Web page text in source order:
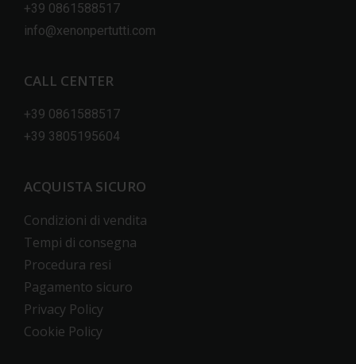
+39 0861588517
info@xenonpertutti.com
CALL CENTER
+39 0861588517
+39 3805195604
ACQUISTA SICURO
Condizioni di vendita
Tempi di consegna
Procedura resi
Pagamento sicuro
Privacy Policy
Cookie Policy